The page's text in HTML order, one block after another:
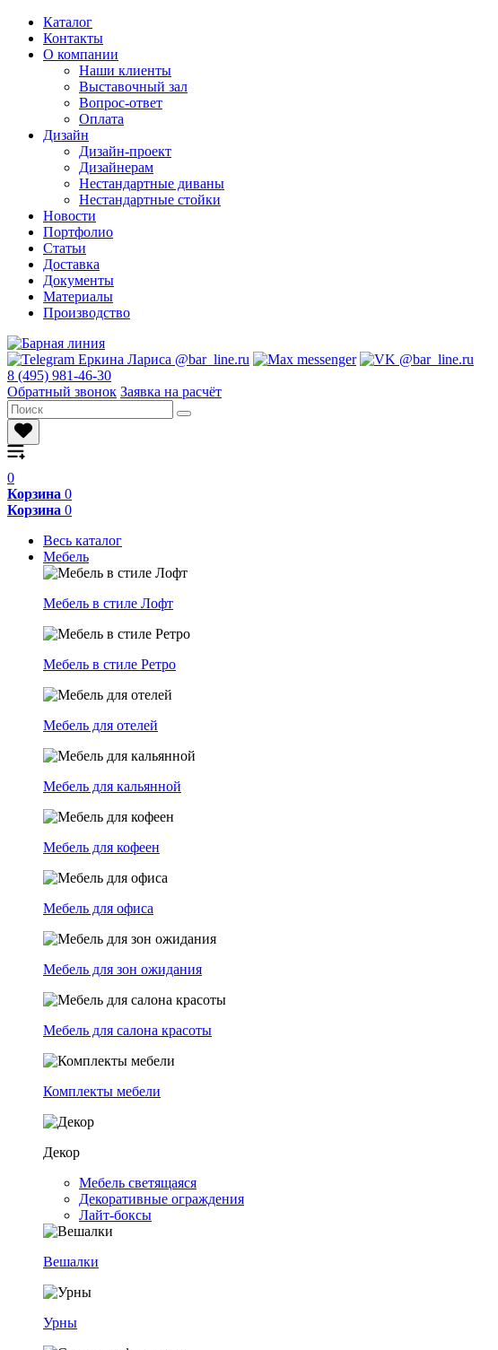
Каталог
Контакты
О компании
Наши клиенты
Выставочный зал
Вопрос-ответ
Оплата
Дизайн
Дизайн-проект
Дизайнерам
Нестандартные диваны
Нестандартные стойки
Новости
Портфолио
Статьи
Доставка
Документы
Материалы
Производство
8 (495) 981-46-30
Обратный звонок Заявка на расчёт
0
Корзина 0
Корзина 0
Весь каталог
Мебель
Мебель в стиле Лофт
Мебель в стиле Ретро
Мебель для отелей
Мебель для кальянной
Мебель для кофеен
Мебель для офиса
Мебель для зон ожидания
Мебель для салона красоты
Комплекты мебели
Декор
Мебель светящаяся
Декоративные ограждения
Лайт-боксы
Вешалки
Урны